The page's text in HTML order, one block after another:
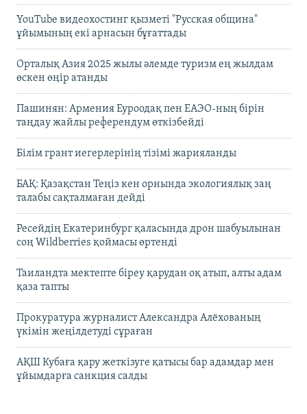
YouTube видеохостинг қызметі "Русская община"
ұйымының екі арнасын бұғаттады
Орталық Азия 2025 жылы әлемде туризм ең жылдам
өскен өңір атанды
Пашинян: Армения Еуроодақ пен ЕАЭО-ның бірін
таңдау жайлы референдум өткізбейді
Білім грант иегерлерінің тізімі жарияланды
БАҚ: Қазақстан Теңіз кен орнында экологиялық заң
талабы сақталмаған дейді
Ресейдің Екатеринбург қаласында дрон шабуылынан
соң Wildberries қоймасы өртенді
Таиландта мектепте біреу қарудан оқ атып, алты адам
қаза тапты
Прокуратура журналист Александра Алёхованың
үкімін жеңілдетуді сұраған
АҚШ Кубаға қару жеткізуге қатысы бар адамдар мен
ұйымдарға санкция салды